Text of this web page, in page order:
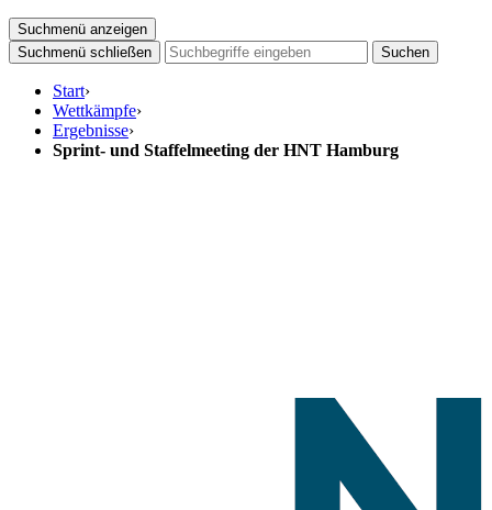
Suchmenü anzeigen
Suchmenü schließen
Suchen
Start›
Wettkämpfe›
Ergebnisse›
Sprint- und Staffelmeeting der HNT Hamburg